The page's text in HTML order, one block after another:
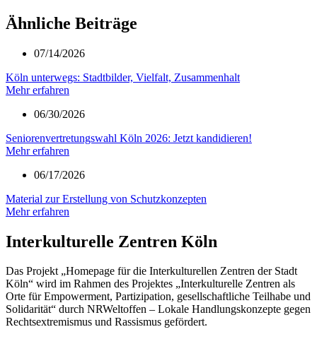
Ähnliche Beiträge
07/14/2026
Köln unterwegs: Stadtbilder, Vielfalt, Zusammenhalt
Mehr erfahren
06/30/2026
Seniorenvertretungswahl Köln 2026: Jetzt kandidieren!
Mehr erfahren
06/17/2026
Material zur Erstellung von Schutzkonzepten
Mehr erfahren
Interkulturelle Zentren Köln
Das Projekt „Homepage für die Interkulturellen Zentren der Stadt
Köln“ wird im Rahmen des Projektes „Interkulturelle Zentren als
Orte für Empowerment, Partizipation, gesellschaftliche Teilhabe und
Solidarität“ durch NRWeltoffen – Lokale Handlungskonzepte gegen
Rechtsextremismus und Rassismus gefördert.